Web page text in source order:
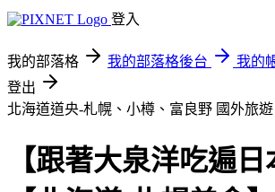
登入
我的部落格 我的部落格後台
我的
登出
北海道道央-札幌、小樽、富良野 國外旅遊
【跟著大泉洋吃遍日